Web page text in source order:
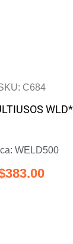
C684
WELD500
383.00